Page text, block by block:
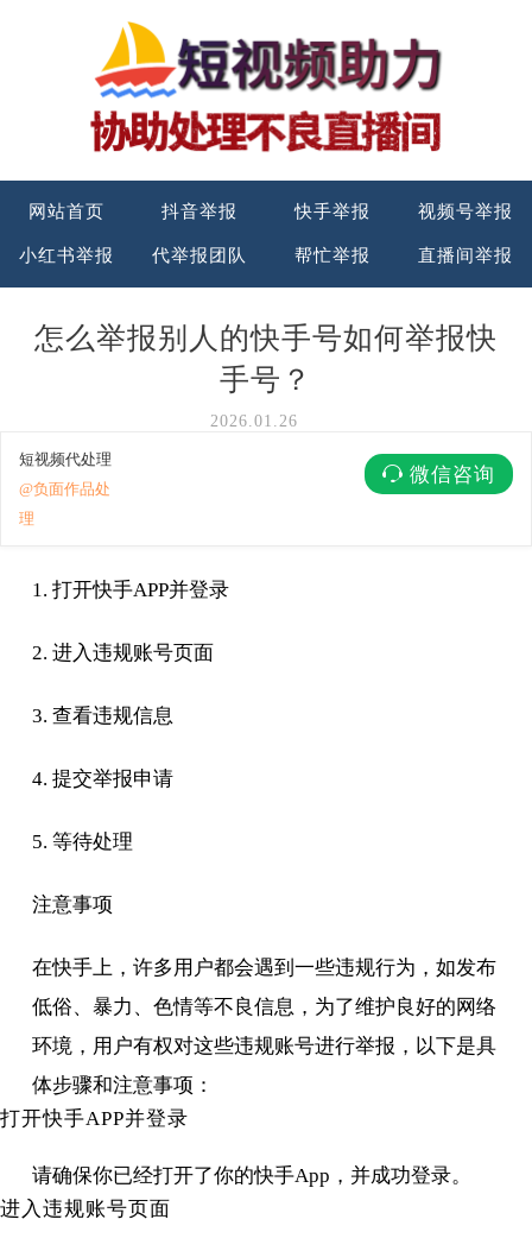
网站首页 抖音举报 快手举报 视频号举报
小红书举报 代举报团队 帮忙举报 直播间举报
怎么举报别人的快手号如何举报快
手号？
2026.01.26
短视频代处理
@负面作品处
理
微信咨询
1. 打开快手APP并登录
2. 进入违规账号页面
3. 查看违规信息
4. 提交举报申请
5. 等待处理
注意事项
在快手上，许多用户都会遇到一些违规行为，如发布
低俗、暴力、色情等不良信息，为了维护良好的网络
环境，用户有权对这些违规账号进行举报，以下是具
体步骤和注意事项：
打开快手APP并登录
请确保你已经打开了你的快手App，并成功登录。
进入违规账号页面